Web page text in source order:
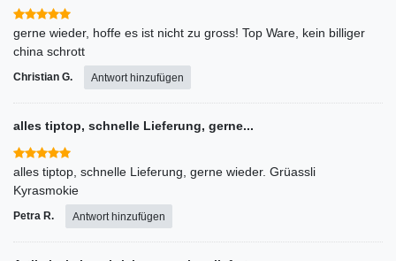
gerne wieder, hoffe es ist nicht zu gross! Top Ware, kein billiger
china schrott
Christian G. Antwort hinzufügen
alles tiptop, schnelle Lieferung, gerne...
alles tiptop, schnelle Lieferung, gerne wieder. Grüassli
Kyrasmokie
Petra R. Antwort hinzufügen